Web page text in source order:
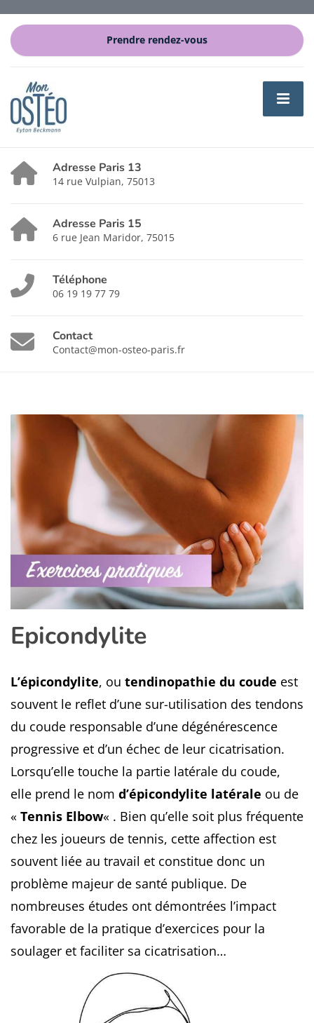
Prendre rendez-vous
Adresse Paris 13
14 rue Vulpian, 75013
Adresse Paris 15
6 rue Jean Maridor, 75015
Téléphone
06 19 19 77 79
Contact
Contact@mon-osteo-paris.fr
Epicondylite
L’épicondylite, ou tendinopathie du coude est
souvent le reflet d’une sur-utilisation des tendons
du coude responsable d’une dégénérescence
progressive et d’un échec de leur cicatrisation.
Lorsqu’elle touche la partie latérale du coude,
elle prend le nom d’épicondylite latérale ou de
« Tennis Elbow« . Bien qu’elle soit plus fréquente
chez les joueurs de tennis, cette affection est
souvent liée au travail et constitue donc un
problème majeur de santé publique. De
nombreuses études ont démontrées l’impact
favorable de la pratique d’exercices pour la
soulager et faciliter sa cicatrisation…